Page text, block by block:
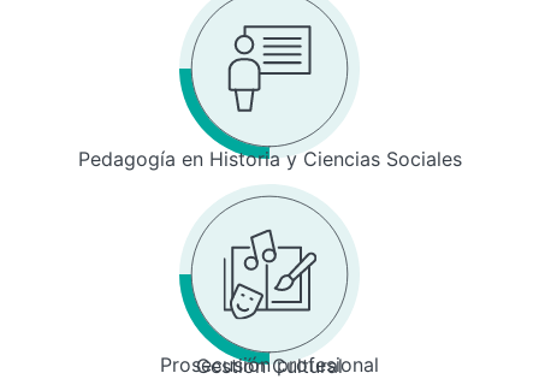
Pedagogía en Historia y Ciencias Sociales
Prosecusión profesional
Gestión Cultural